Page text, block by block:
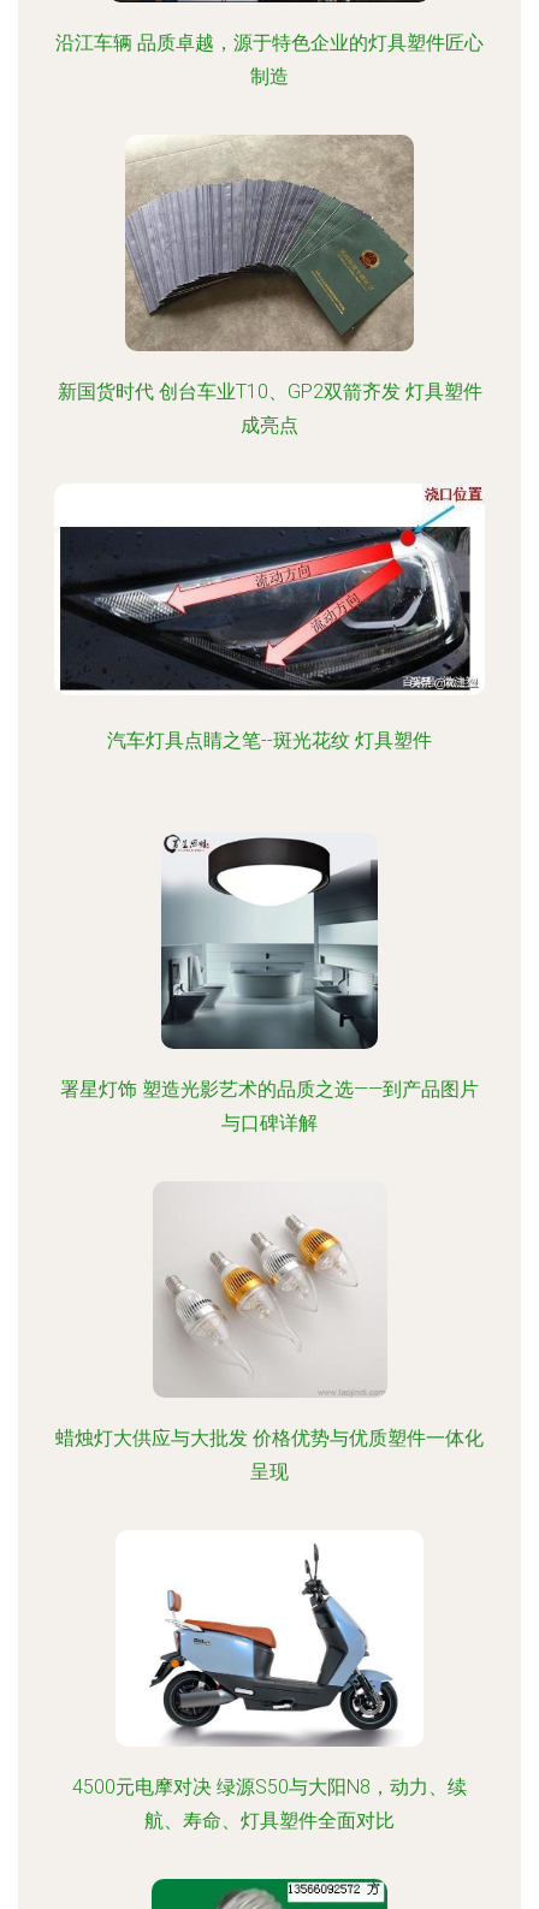
沿江车辆 品质卓越，源于特色企业的灯具塑件匠心
制造
新国货时代 创台车业T10、GP2双箭齐发 灯具塑件
成亮点
汽车灯具点睛之笔--斑光花纹 灯具塑件
署星灯饰 塑造光影艺术的品质之选——到产品图片
与口碑详解
蜡烛灯大供应与大批发 价格优势与优质塑件一体化
呈现
4500元电摩对决 绿源S50与大阳N8，动力、续
航、寿命、灯具塑件全面对比